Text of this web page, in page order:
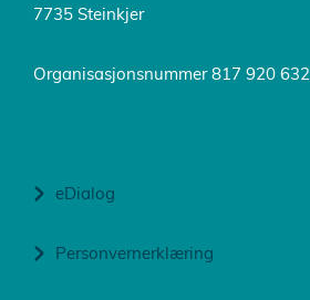
7735 Steinkjer
Organisasjonsnummer 817 920 632
eDialog
Personvernerklæring